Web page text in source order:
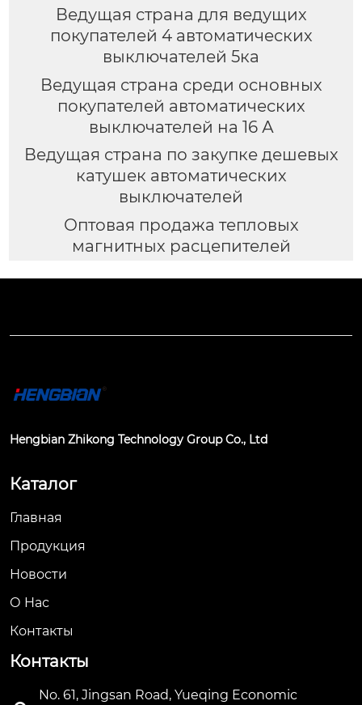
Ведущая страна для ведущих
покупателей 4 автоматических
выключателей 5ка
Ведущая страна среди основных
покупателей автоматических
выключателей на 16 А
Ведущая страна по закупке дешевых
катушек автоматических
выключателей
Оптовая продажа тепловых
магнитных расцепителей
Hengbian Zhikong Technology Group Co., Ltd
Каталог
Главная
Продукция
Новости
О Hас
Контакты
Контакты
No. 61, Jingsan Road, Yueqing Economic